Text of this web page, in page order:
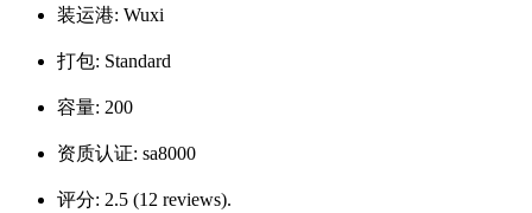
装运港: Wuxi
打包: Standard
容量: 200
资质认证: sa8000
评分: 2.5 (12 reviews).